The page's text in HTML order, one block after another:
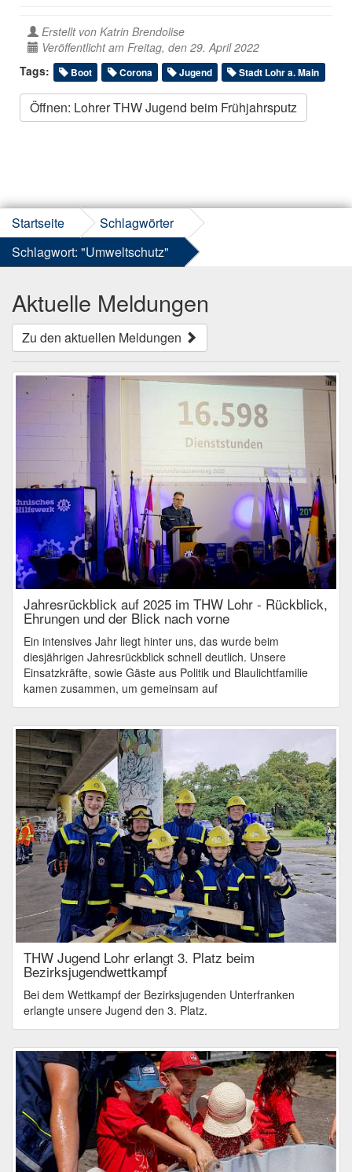
Erstellt von Katrin Brendolise
Veröffentlicht am Freitag, den 29. April 2022
Tags:
Boot Corona Jugend Stadt Lohr a. Main
Öffnen: Lohrer THW Jugend beim Frühjahrsputz
Startseite
Schlagwörter
Schlagwort: "Umweltschutz"
Aktuelle Meldungen
Zu den aktuellen Meldungen
Jahresrückblick auf 2025 im THW Lohr - Rückblick,
Ehrungen und der Blick nach vorne
Ein intensives Jahr liegt hinter uns, das wurde beim
diesjährigen Jahresrückblick schnell deutlich. Unsere
Einsatzkräfte, sowie Gäste aus Politik und Blaulichtfamilie
kamen zusammen, um gemeinsam auf
THW Jugend Lohr erlangt 3. Platz beim
Bezirksjugendwettkampf
Bei dem Wettkampf der Bezirksjugenden Unterfranken
erlangte unsere Jugend den 3. Platz.